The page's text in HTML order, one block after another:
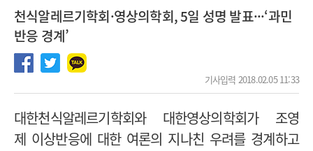
천식알레르기학회·영상의학회, 5일 성명 발표···‘과민
반응 경계’
기사입력 2018.02.05 11:33
대한천식알레르기학회와 대한영상의학회가 조영
제 이상반응에 대한 여론의 지나친 우려를 경계하고